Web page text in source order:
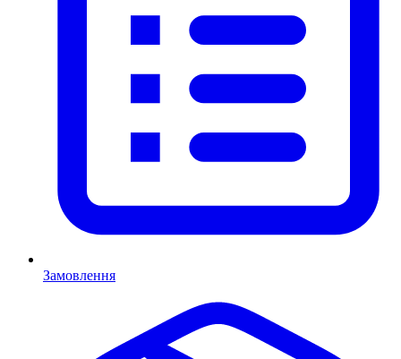
Замовлення